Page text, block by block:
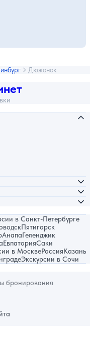
Дюжонок
в Санкт-Петербурге
Пятигорск
АнапаГеленджик
ЕвпаторияСаки
в МосквеРоссияКазань
Экскурсии в Сочи
бронирования